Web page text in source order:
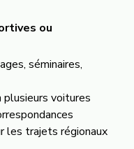
ou
séminaires,
plusieurs voitures
les trajets régionaux